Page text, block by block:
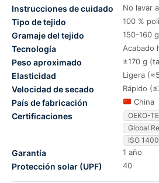
Instrucciones de cuidado No lavar
Tipo de tejido 100 %
Gramaje del tejido 150-160
Tecnología Acabado
Peso aproximado ±170 g
Elasticidad Ligera
Velocidad de secado Rápido
País de fabricación China
Certificaciones
OEKO-
Global
ISO
Garantía 1 año
Protección solar (UPF) 40